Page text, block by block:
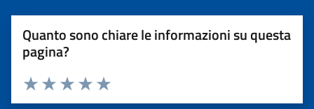
Quanto sono chiare le informazioni su questa
pagina?
Valuta 5 stelle su 5
Valuta 4 stelle su 5
Valuta 3 stelle su 5
Valuta 2 stelle su 5
Valuta 1 stelle su 5